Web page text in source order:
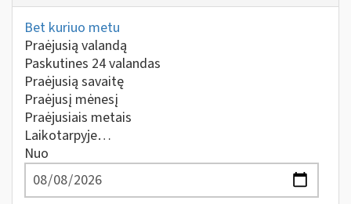
Bet kuriuo metu
Praėjusią valandą
Paskutines 24 valandas
Praėjusią savaitę
Praėjusį mėnesį
Praėjusiais metais
Laikotarpyje…
Nuo